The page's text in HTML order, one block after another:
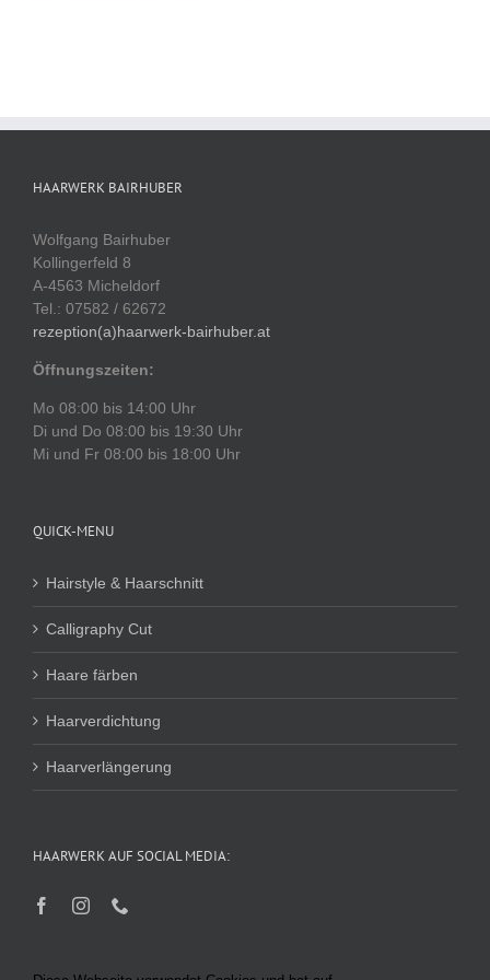
HAARWERK BAIRHUBER
Wolfgang Bairhuber
Kollingerfeld 8
A-4563 Micheldorf
Tel.: 07582 / 62672
rezeption(a)haarwerk-bairhuber.at
Öffnungszeiten:
Mo 08:00 bis 14:00 Uhr
Di und Do 08:00 bis 19:30 Uhr
Mi und Fr 08:00 bis 18:00 Uhr
QUICK-MENU
Hairstyle & Haarschnitt
Calligraphy Cut
Haare färben
Haarverdichtung
Haarverlängerung
HAARWERK AUF SOCIAL MEDIA: